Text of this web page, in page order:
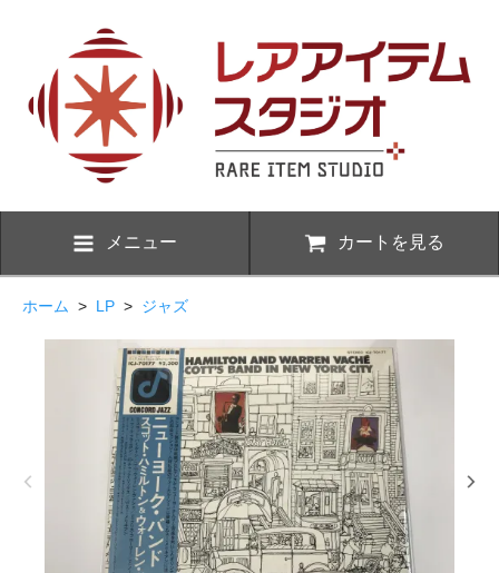
メニュー カートを見る
ホーム > LP > ジャズ